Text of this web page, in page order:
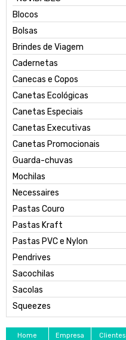
Blocos
Bolsas
Brindes de Viagem
Cadernetas
Canecas e Copos
Canetas Ecológicas
Canetas Especiais
Canetas Executivas
Canetas Promocionais
Guarda-chuvas
Mochilas
Necessaires
Pastas Couro
Pastas Kraft
Pastas PVC e Nylon
Pendrives
Sacochilas
Sacolas
Squeezes
Home Empresa Clientes